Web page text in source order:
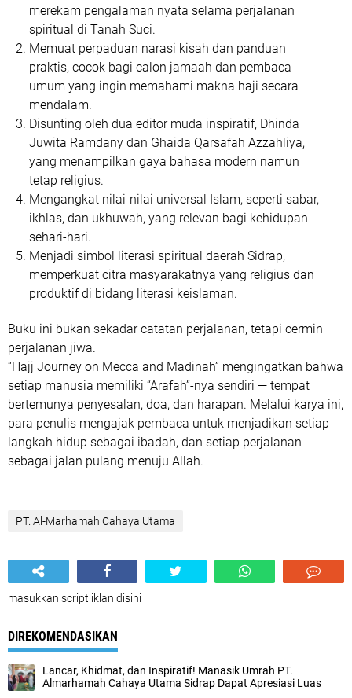
merekam pengalaman nyata selama perjalanan
spiritual di Tanah Suci.
Memuat perpaduan narasi kisah dan panduan
praktis, cocok bagi calon jamaah dan pembaca
umum yang ingin memahami makna haji secara
mendalam.
Disunting oleh dua editor muda inspiratif, Dhinda
Juwita Ramdany dan Ghaida Qarsafah Azzahliya,
yang menampilkan gaya bahasa modern namun
tetap religius.
Mengangkat nilai-nilai universal Islam, seperti sabar,
ikhlas, dan ukhuwah, yang relevan bagi kehidupan
sehari-hari.
Menjadi simbol literasi spiritual daerah Sidrap,
memperkuat citra masyarakatnya yang religius dan
produktif di bidang literasi keislaman.
Buku ini bukan sekadar catatan perjalanan, tetapi cermin
perjalanan jiwa.
“Hajj Journey on Mecca and Madinah” mengingatkan bahwa
setiap manusia memiliki “Arafah”-nya sendiri — tempat
bertemunya penyesalan, doa, dan harapan. Melalui karya ini,
para penulis mengajak pembaca untuk menjadikan setiap
langkah hidup sebagai ibadah, dan setiap perjalanan
sebagai jalan pulang menuju Allah.
PT. Al-Marhamah Cahaya Utama
masukkan script iklan disini
DIREKOMENDASIKAN
Lancar, Khidmat, dan Inspiratif! Manasik Umrah PT.
Almarhamah Cahaya Utama Sidrap Dapat Apresiasi Luas